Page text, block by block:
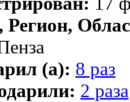
Регион,
(а): 8 раз
2 раза